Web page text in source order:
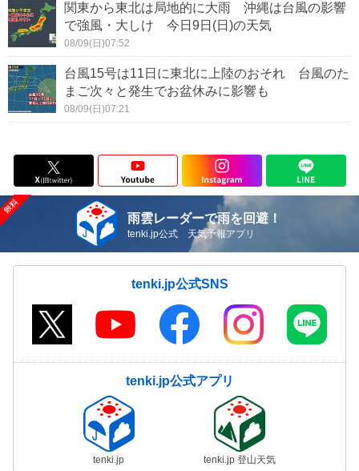
関東から東北は局地的に大雨 沖縄は台風の影響
で強風・大しけ 今日9日(日)の天気
08/09(日)07:52
台風15号は11日に東北に上陸のおそれ 台風のた
まご次々と発生でお盆休みに影響も
08/09(日)07:21
雨雲レーダーで雨を回避！
tenki.jp公式 天気予報アプリ
tenki.jp公式SNS
tenki.jp公式アプリ
tenki.jp tenki.jp 登山天気